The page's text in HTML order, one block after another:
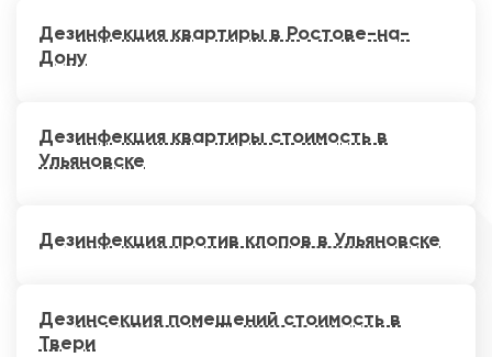
Дезинфекция квартиры в Ростове-на-
Дону
Дезинфекция квартиры стоимость в
Ульяновске
Дезинфекция против клопов в Ульяновске
Дезинсекция помещений стоимость в
Твери